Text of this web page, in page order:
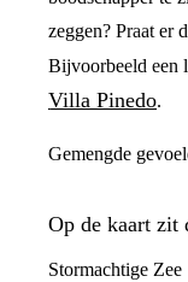
zeggen? Praat er
Bijvoorbeeld een
Villa Pinedo.
Gemengde
Op de kaart zit
Stormachtige Zee